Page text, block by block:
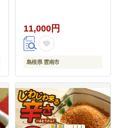
県雲南市/株式会社吉田
ふるさと村 [AIBB001]
11,000円
島根県 雲南市